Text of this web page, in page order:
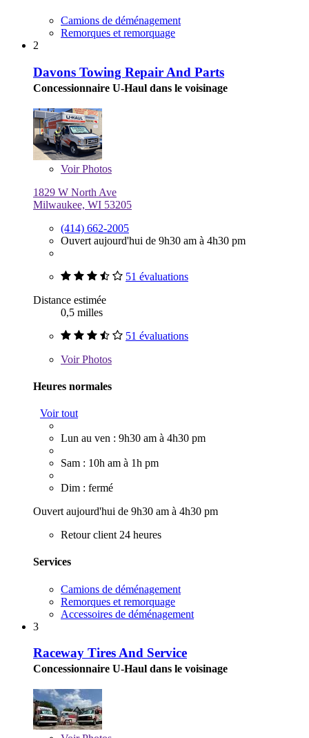
Camions de déménagement
Remorques et remorquage
2
Davons Towing Repair And Parts
Concessionnaire U-Haul dans le voisinage
VoirPhotos
1829 W North Ave
Milwaukee, WI 53205
(414) 662-2005
Ouvert aujourd'hui de 9h30 am à 4h30 pm
51 évaluations
Distance estimée
0,5 milles
51 évaluations
VoirPhotos
Heures normales
Voir tout
Lun au ven : 9h30 am à 4h30 pm
Sam : 10h am à 1h pm
Dim : fermé
Ouvert aujourd'hui de 9h30 am à 4h30 pm
Retour client 24 heures
Services
Camions de déménagement
Remorques et remorquage
Accessoires de déménagement
3
Raceway Tires And Service
Concessionnaire U-Haul dans le voisinage